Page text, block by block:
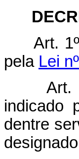
Art.
pela Lei
Art.
indicado
dentre